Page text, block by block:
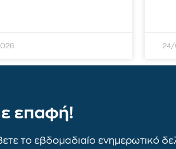
24/
επαφή!
το εβδομαδιαίο ενημερωτικό